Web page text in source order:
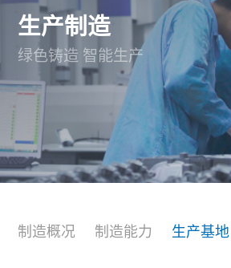
产品中心
创新智造
新闻资讯
投资者关系
联系我们
生产制造
绿色铸造 智能生产
制造概况 制造能力 生产基地